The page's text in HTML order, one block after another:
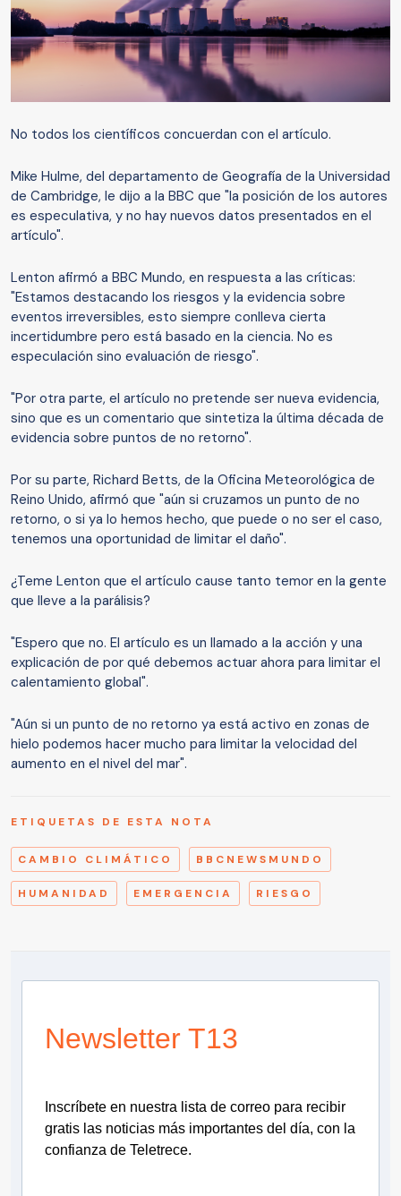
No todos los científicos concuerdan con el artículo.
Mike Hulme, del departamento de Geografía de la Universidad
de Cambridge, le dijo a la BBC que "la posición de los autores
es especulativa, y no hay nuevos datos presentados en el
artículo".
Lenton afirmó a BBC Mundo, en respuesta a las críticas:
"Estamos destacando los riesgos y la evidencia sobre
eventos irreversibles, esto siempre conlleva cierta
incertidumbre pero está basado en la ciencia. No es
especulación sino evaluación de riesgo".
"Por otra parte, el artículo no pretende ser nueva evidencia,
sino que es un comentario que sintetiza la última década de
evidencia sobre puntos de no retorno".
Por su parte, Richard Betts, de la Oficina Meteorológica de
Reino Unido, afirmó que "aún si cruzamos un punto de no
retorno, o si ya lo hemos hecho, que puede o no ser el caso,
tenemos una oportunidad de limitar el daño".
¿Teme Lenton que el artículo cause tanto temor en la gente
que lleve a la parálisis?
"Espero que no. El artículo es un llamado a la acción y una
explicación de por qué debemos actuar ahora para limitar el
calentamiento global".
"Aún si un punto de no retorno ya está activo en zonas de
hielo podemos hacer mucho para limitar la velocidad del
aumento en el nivel del mar".
ETIQUETAS DE ESTA NOTA
CAMBIO CLIMÁTICO BBCNEWSMUNDO
HUMANIDAD EMERGENCIA RIESGO
Newsletter T13
Inscríbete en nuestra lista de correo para recibir
gratis las noticias más importantes del día, con la
confianza de Teletrece.